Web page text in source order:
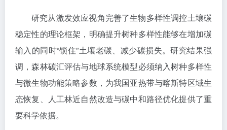
研究从激发效应视角完善了生物多样性调控土壤碳
稳定性的理论框架，明确提升树种多样性能够在增加碳
输入的同时“锁住”土壤老碳、减少碳损失。研究结果强
调，森林碳汇评估与地球系统模型必须纳入树种多样性
与微生物功能策略参数，为我国亚热带与喀斯特区域生
态恢复、人工林近自然改造与碳中和路径优化提供了重
要科学依据。